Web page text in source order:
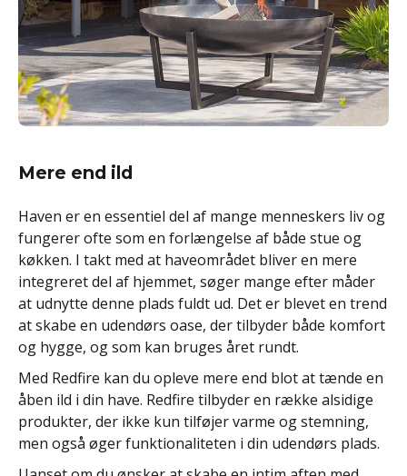
Mere end ild
Haven er en essentiel del af mange menneskers liv og
fungerer ofte som en forlængelse af både stue og
køkken. I takt med at haveområdet bliver en mere
integreret del af hjemmet, søger mange efter måder
at udnytte denne plads fuldt ud. Det er blevet en trend
at skabe en udendørs oase, der tilbyder både komfort
og hygge, og som kan bruges året rundt.
Med Redfire kan du opleve mere end blot at tænde en
åben ild i din have. Redfire tilbyder en række alsidige
produkter, der ikke kun tilføjer varme og stemning,
men også øger funktionaliteten i din udendørs plads.